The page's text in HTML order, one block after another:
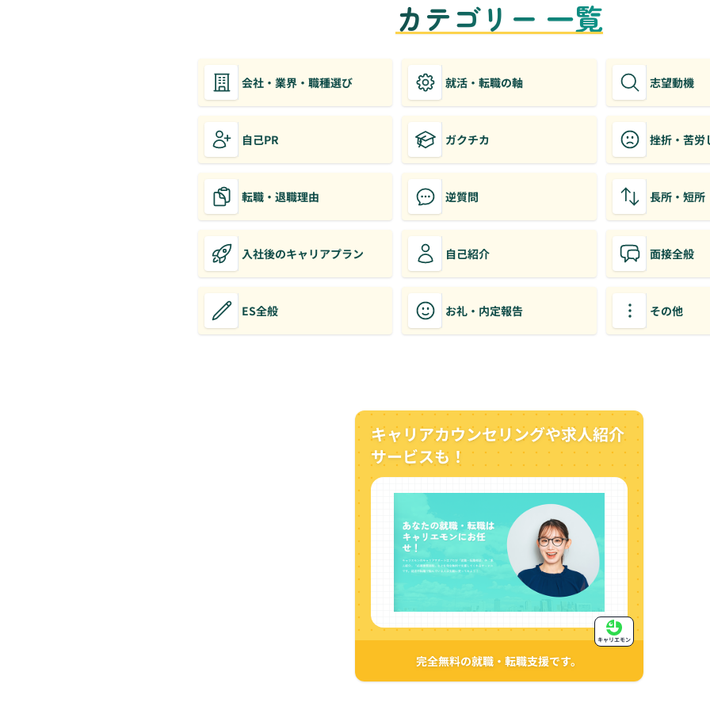
カテゴリー 一覧
会社・業界・職種選び 就活・転職の軸 志望動機
自己PR ガクチカ 挫折・苦労
転職・退職理由 逆質問 長所・短所
入社後のキャリアプラン 自己紹介 面接全般
ES全般 お礼・内定報告 その他
キャリアカウンセリングや求人紹介
サービスも！
完全無料の就職・転職支援です。
キャリエモン